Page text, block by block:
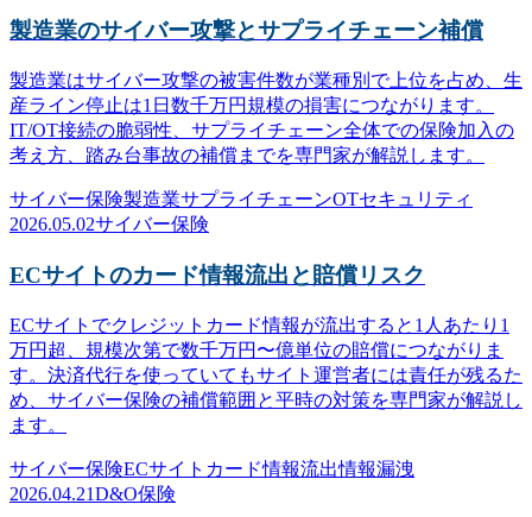
製造業のサイバー攻撃とサプライチェーン補償
製造業はサイバー攻撃の被害件数が業種別で上位を占め、生
産ライン停止は1日数千万円規模の損害につながります。
IT/OT接続の脆弱性、サプライチェーン全体での保険加入の
考え方、踏み台事故の補償までを専門家が解説します。
サイバー保険製造業サプライチェーンOTセキュリティ
2026.05.02サイバー保険
ECサイトのカード情報流出と賠償リスク
ECサイトでクレジットカード情報が流出すると1人あたり1
万円超、規模次第で数千万円〜億単位の賠償につながりま
す。決済代行を使っていてもサイト運営者には責任が残るた
め、サイバー保険の補償範囲と平時の対策を専門家が解説し
ます。
サイバー保険ECサイト カード情報流出情報漏洩
2026.04.21D&O保険